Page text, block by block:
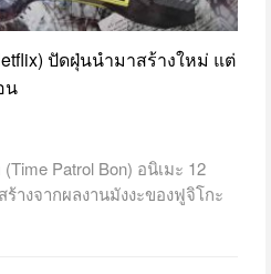
ปัดฝุ่นนำมาสร้างใหม่ แต่
น
Patrol Bon) อนิเมะ 12
างจากผลงานมังงะของฟูจิโกะ